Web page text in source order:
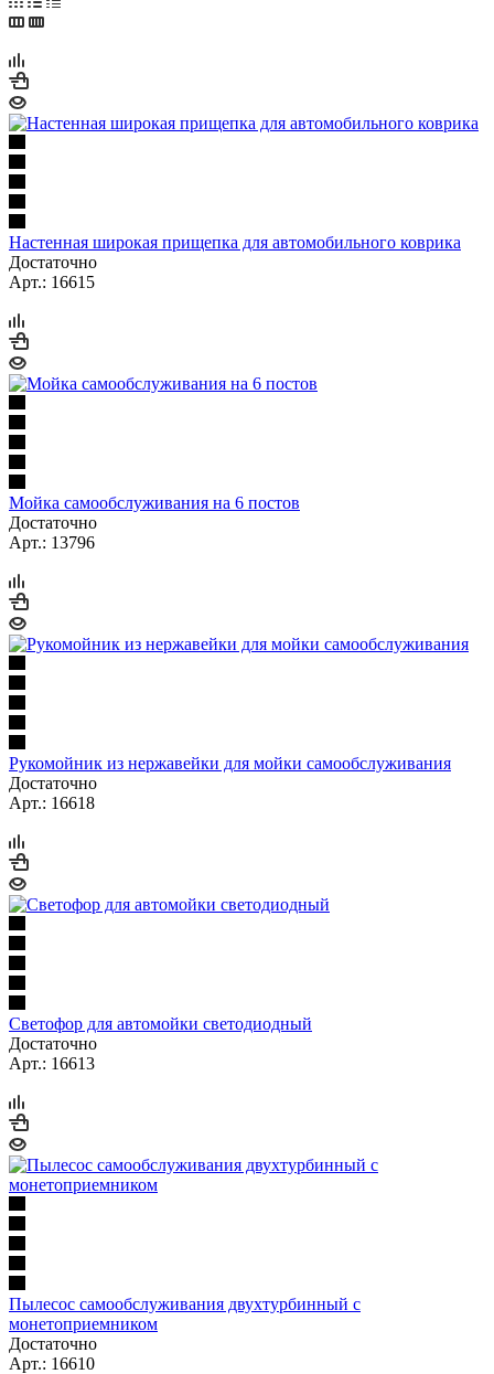
Настенная широкая прищепка для автомобильного коврика
Достаточно
Арт.: 16615
Мойка самообслуживания на 6 постов
Достаточно
Арт.: 13796
Рукомойник из нержавейки для мойки самообслуживания
Достаточно
Арт.: 16618
Светофор для автомойки светодиодный
Достаточно
Арт.: 16613
Пылесос самообслуживания двухтурбинный с
монетоприемником
Достаточно
Арт.: 16610